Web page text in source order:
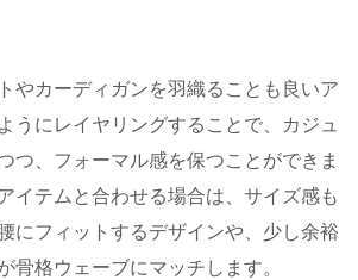
やカーディガンを羽織ることも良いア
うにレイヤリングすることで、カジュ
つ、フォーマル感を保つことができま
イテムと合わせる場合は、サイズ感も
にフィットするデザインや、少し余裕
骨格ウェーブにマッチします。